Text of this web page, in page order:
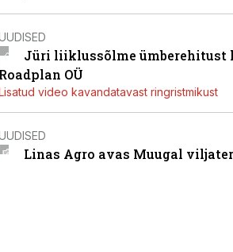
Jüri liiklussõlme ümberehitust
Roadplan OÜ
video kavandatavast ringristmikust
Linas Agro avas Muugal